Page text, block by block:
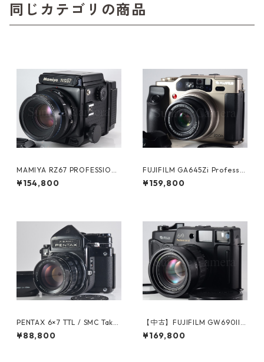
同じカテゴリの商品
MAMIYA RZ67 PROFESSION
AL / SEKOR Z 110mm F2.8 W
マミヤ (61202)
¥154,800
FUJIFILM GA645Zi Professio
nal / SUPER EBC FUJINON 55
-90mm F4.5-6.9 富士フイル
¥159,800
PENTAX 6×7 TTL / SMC Taku
mar 105mm F2.4 ペンタック
ス（60353）
¥88,800
【中古】FUJIFILM GW690III
Professional 富士フイルム (6
0977)
¥169,800